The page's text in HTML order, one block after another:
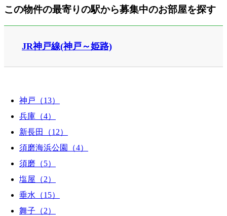
この物件の最寄りの駅から募集中のお部屋を探す
JR神戸線(神戸～姫路)
神戸（13）
兵庫（4）
新長田（12）
須磨海浜公園（4）
須磨（5）
塩屋（2）
垂水（15）
舞子（2）